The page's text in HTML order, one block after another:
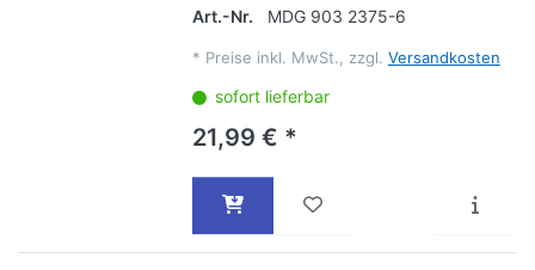
Art.-Nr.
MDG 903 2375-6
* Preise inkl. MwSt., zzgl. Versandkosten
sofort lieferbar
21,99 € *